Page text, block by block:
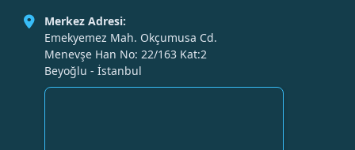
Merkez Adresi:
Emekyemez Mah. Okçumusa Cd.
Menevşe Han No: 22/163 Kat:2
Beyoğlu - İstanbul